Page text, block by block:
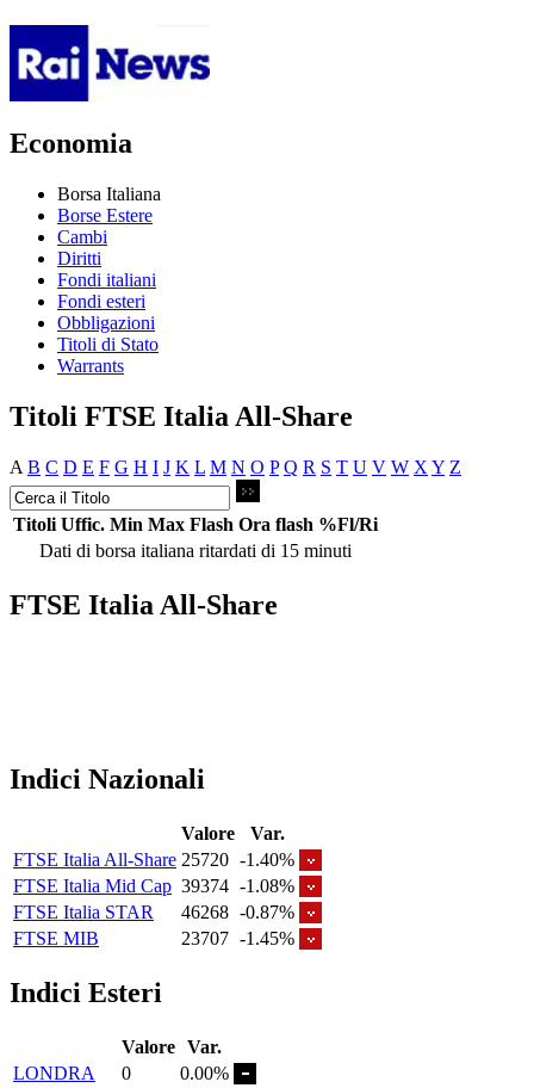
Economia
Borsa Italiana
Borse Estere
Cambi
Diritti
Fondi italiani
Fondi esteri
Obbligazioni
Titoli di Stato
Warrants
Titoli FTSE Italia All-Share
A B C D E F G H I J K L M N O P Q R S T U V W X Y Z
Titoli Uffic. Min Max Flash Ora flash %Fl/Ri
Dati di borsa italiana ritardati di 15 minuti
FTSE Italia All-Share
Indici Nazionali
Valore
Var.
FTSE Italia All-Share 25720 -1.40%
FTSE Italia Mid Cap 39374 -1.08%
FTSE Italia STAR
46268 -0.87%
FTSE MIB
23707 -1.45%
Indici Esteri
Valore Var.
LONDRA
0
0.00%